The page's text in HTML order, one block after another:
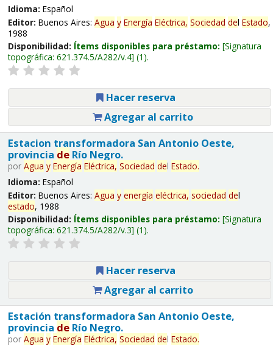
Idioma: Español
Editor: Buenos Aires: Agua y Energía Eléctrica, Sociedad del Estado,
1988
Disponibilidad: Ítems disponibles para préstamo: Signatura
topográfica: 621.374.5/A282/v.4 (1).
Hacer reserva
Agregar al carrito
Estacion transformadora San Antonio Oeste,
provincia deRío Negro.
por Agua y Energía Eléctrica, Sociedad del Estado.
Idioma: Español
Editor: Buenos Aires: Agua y energía eléctrica, sociedad del
estado, 1988
Disponibilidad: Ítems disponibles para préstamo: Signatura
topográfica: 621.374.5/A282/v.3 (1).
Hacer reserva
Agregar al carrito
Estación transformadora San Antonio Oeste,
provincia deRío Negro.
por Agua y Energía Eléctrica, Sociedad del Estado.